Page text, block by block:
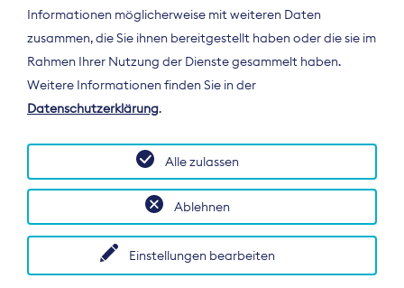
Der Bundesverband Digitalpublisher und
Zeitungsverleger (BDZV) vertritt als
Spitzenorganisation die Interessen der
Deutschland und auf EU-Ebene.
© 2026 BDZV. All rights reserved.
Informationen möglicherweise mit weiteren Daten
zusammen, die Sie ihnen bereitgestellt haben oder die sie im
Rahmen Ihrer Nutzung der Dienste gesammelt haben.
Weitere Informationen finden Sie in der
Datenschutzerklärung.
Einstellungen bearbeiten
Ablehnen
Alle zulassen